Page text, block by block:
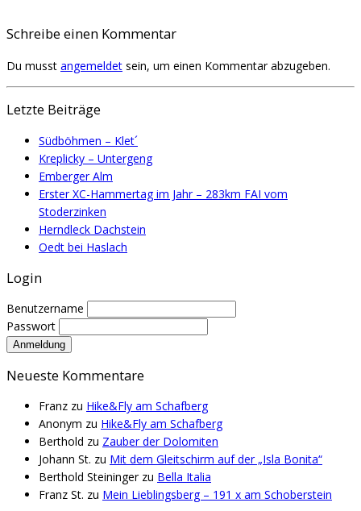
Schreibe einen Kommentar
Du musst angemeldet sein, um einen Kommentar abzugeben.
Letzte Beiträge
Südböhmen – Klet´
Kreplicky – Untergeng
Emberger Alm
Erster XC-Hammertag im Jahr – 283km FAI vom
Stoderzinken
Herndleck Dachstein
Oedt bei Haslach
Login
Benutzername
Passwort
Neueste Kommentare
Franz zu Hike&Fly am Schafberg
Anonym zu Hike&Fly am Schafberg
Berthold zu Zauber der Dolomiten
Johann St. zu Mit dem Gleitschirm auf der „Isla Bonita“
Berthold Steiningerzu Bella Italia
Franz St. zu Mein Lieblingsberg – 191 x am Schoberstein